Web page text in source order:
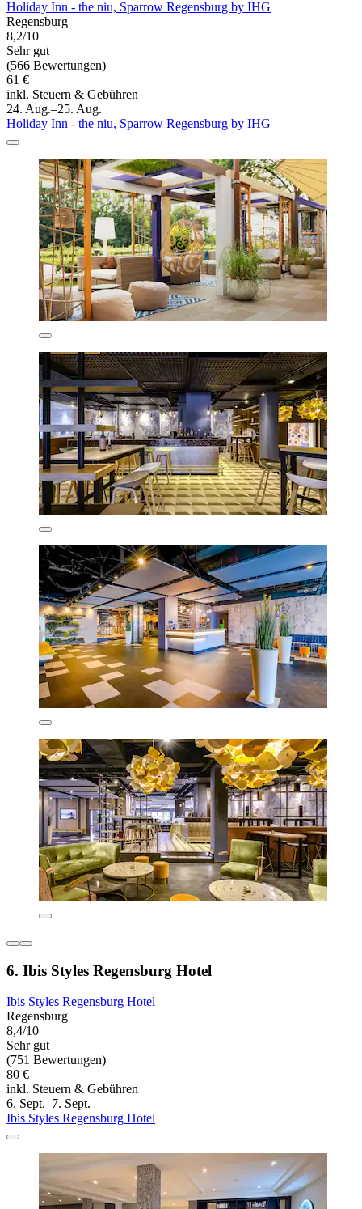
Holiday Inn - the niu, Sparrow Regensburg by IHG
Regensburg
8,2/10
Sehr gut
(566 Bewertungen)
61 €
inkl. Steuern & Gebühren
24. Aug.–25. Aug.
Holiday Inn - the niu, Sparrow Regensburg by IHG
6. Ibis Styles Regensburg Hotel
Ibis Styles Regensburg Hotel
Regensburg
8,4/10
Sehr gut
(751 Bewertungen)
80 €
inkl. Steuern & Gebühren
6. Sept.–7. Sept.
Ibis Styles Regensburg Hotel